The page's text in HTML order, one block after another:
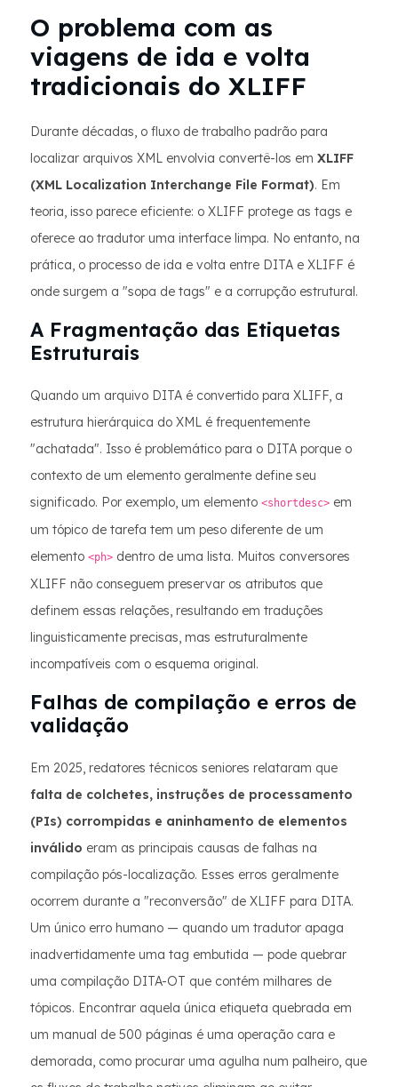
O problema com as
viagens de ida e volta
tradicionais do XLIFF
Durante décadas, o fluxo de trabalho padrão para
localizar arquivos XML envolvia convertê-los em XLIFF
(XML Localization Interchange File Format). Em
teoria, isso parece eficiente: o XLIFF protege as tags e
oferece ao tradutor uma interface limpa. No entanto, na
prática, o processo de ida e volta entre DITA e XLIFF é
onde surgem a "sopa de tags" e a corrupção estrutural.
A Fragmentação das Etiquetas
Estruturais
Quando um arquivo DITA é convertido para XLIFF, a
estrutura hierárquica do XML é frequentemente
"achatada". Isso é problemático para o DITA porque o
contexto de um elemento geralmente define seu
significado. Por exemplo, um elemento <shortdesc> em
um tópico de tarefa tem um peso diferente de um
elemento <ph> dentro de uma lista. Muitos conversores
XLIFF não conseguem preservar os atributos que
definem essas relações, resultando em traduções
linguisticamente precisas, mas estruturalmente
incompatíveis com o esquema original.
Falhas de compilação e erros de
validação
Em 2025, redatores técnicos seniores relataram que
falta de colchetes, instruções de processamento
(PIs) corrompidas e aninhamento de elementos
inválido eram as principais causas de falhas na
compilação pós-localização. Esses erros geralmente
ocorrem durante a "reconversão" de XLIFF para DITA.
Um único erro humano — quando um tradutor apaga
inadvertidamente uma tag embutida — pode quebrar
uma compilação DITA-OT que contém milhares de
tópicos. Encontrar aquela única etiqueta quebrada em
um manual de 500 páginas é uma operação cara e
demorada, como procurar uma agulha num palheiro, que